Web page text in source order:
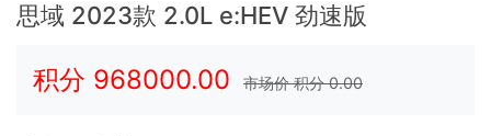
思域 2023款 2.0L e:HEV 劲速版
积分 968000.00 市场价 积分0.00